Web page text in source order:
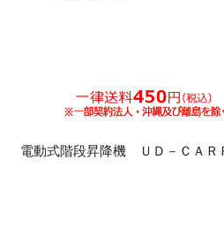
電動式階段昇降機 ＵＤ－ＣＡＲ